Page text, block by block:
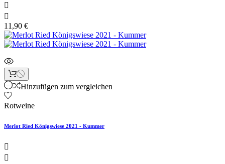


11,90 €
Hinzufügen zum vergleichen
Rotweine
Merlot Ried Königswiese 2021 - Kummer

